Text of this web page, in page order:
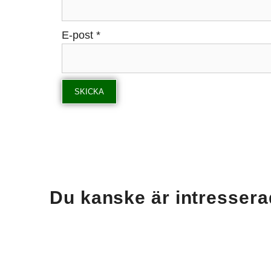
E-post *
Du kanske är